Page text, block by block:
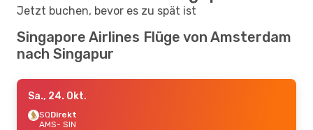
Jetzt buchen, bevor es zu spät ist
Singapore Airlines Flüge von Amsterdam
nach Singapur
Sa., 24. Okt.
SQDirekt
AMS- SIN